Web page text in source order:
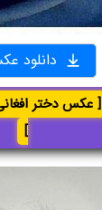
دانلود
[ عکس دختر
]